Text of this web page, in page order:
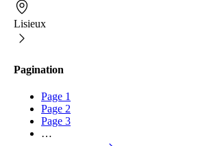
Lisieux
Pagination
Page 1
Page 2
Page 3
…